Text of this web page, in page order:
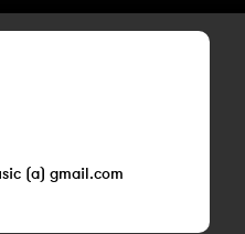
(a) gmail.com